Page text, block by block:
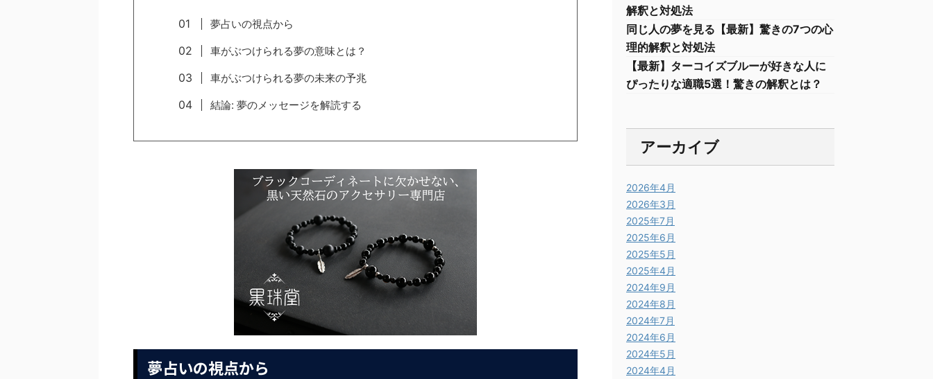
夢占いの視点から
車がぶつけられる夢の意味とは？
車がぶつけられる夢の未来の予兆
結論: 夢のメッセージを解読する
夢占いの視点から
解釈と対処法
同じ人の夢を見る【最新】驚きの7つの心
理的解釈と対処法
【最新】ターコイズブルーが好きな人に
ぴったりな適職5選！驚きの解釈とは？
アーカイブ
2026年4月
2026年3月
2025年7月
2025年6月
2025年5月
2025年4月
2024年9月
2024年8月
2024年7月
2024年6月
2024年5月
2024年4月